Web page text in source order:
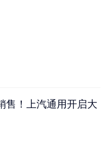
售！上汽通用开启大